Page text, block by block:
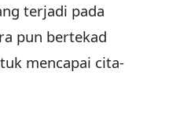
terjadi pada
pun bertekad
mencapai cita-